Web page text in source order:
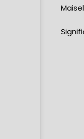
Maisel